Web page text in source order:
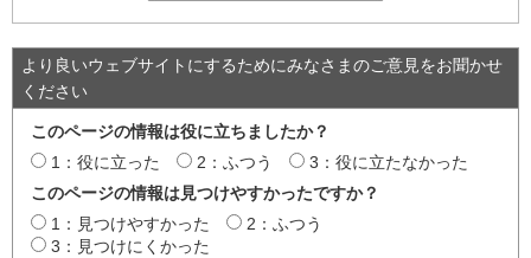
より良いウェブサイトにするためにみなさまのご意見をお聞かせ
ください
このページの情報は役に立ちましたか？
1：役に立った
2：ふつう
3：役に立たなかった
このページの情報は見つけやすかったですか？
1：見つけやすかった
2：ふつう
3：見つけにくかった